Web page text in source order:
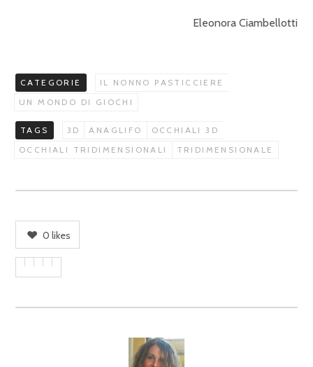
Eleonora Ciambellotti
CATEGORIE
IL NONNO PASTICCIERE
UN MONDO DI GIOCHI
TAGS 3D ANAGLIFO
OCCHIALI 3D
OCCHIALI TRIDIMENSIONALI
TRIDIMENSIONALE
0 likes